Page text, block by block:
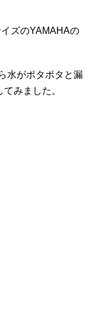
ズのYAMAHAの
水がポタポタと漏
みました。